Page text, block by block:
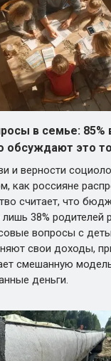
в семье: 85%
обсуждают это
и верности
как россияне
считает, что
38% родителей
вопросы с
свои доходы,
смешанную
деньги.